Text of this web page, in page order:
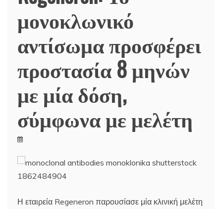
μονοκλωνικό
αντίσωμα προσφέρει
προστασία 8 μηνών
με μία δόση,
σύμφωνα με μελέτη
Η εταιρεία Regeneron παρουσίασε μία κλινική μελέτη